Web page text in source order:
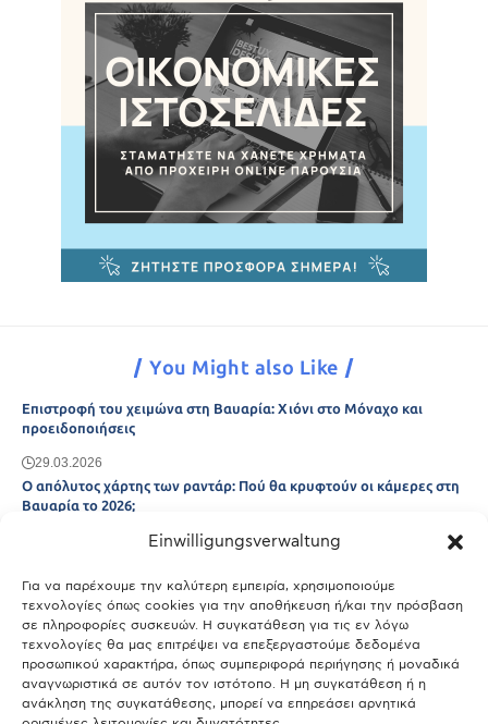
Einwilligungsverwaltung
Για να παρέχουμε την καλύτερη εμπειρία, χρησιμοποιούμε
τεχνολογίες όπως cookies για την αποθήκευση ή/και την πρόσβαση
σε πληροφορίες συσκευών. Η συγκατάθεση για τις εν λόγω
τεχνολογίες θα μας επιτρέψει να επεξεργαστούμε δεδομένα
προσωπικού χαρακτήρα, όπως συμπεριφορά περιήγησης ή μοναδικά
αναγνωριστικά σε αυτόν τον ιστότοπο. Η μη συγκατάθεση ή η
ανάκληση της συγκατάθεσης, μπορεί να επηρεάσει αρνητικά
You Might also Like
Επιστροφή του χειμώνα στη Βαυαρία: Χιόνι στο Μόναχο και
προειδοποιήσεις
29.03.2026
Ο απόλυτος χάρτης των ραντάρ: Πού θα κρυφτούν οι κάμερες στη
Βαυαρία το 2026;
Μόναχο;
25.03.2026
Θύελλα χτυπά το Μόναχο: Κίνδυνος από τους ισχυρούς ανέμους
και τις καταιγίδες
25.03.2026